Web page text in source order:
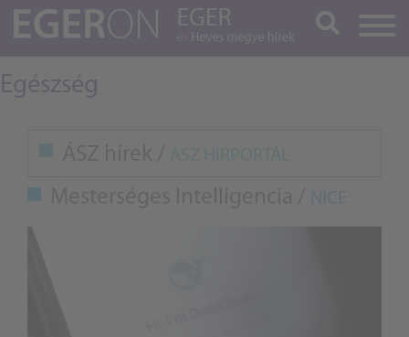
Keresés
Egészség
NICE